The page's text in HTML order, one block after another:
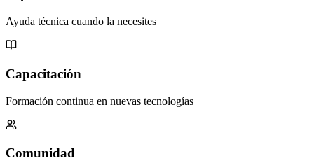
Ayuda técnica cuando la necesites
Capacitación
Formación continua en nuevas tecnologías
Comunidad